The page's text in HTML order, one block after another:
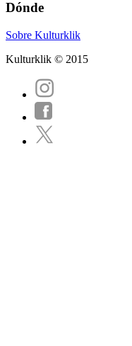
Dónde
Sobre Kulturklik
Kulturklik © 2015